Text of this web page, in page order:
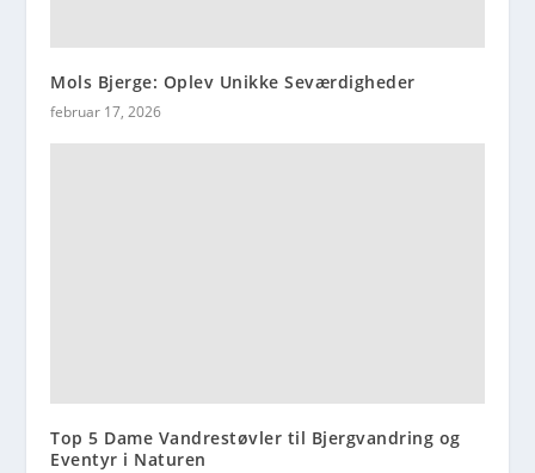
Mols Bjerge: Oplev Unikke Seværdigheder
februar 17, 2026
Top 5 Dame Vandrestøvler til Bjergvandring og
Eventyr i Naturen